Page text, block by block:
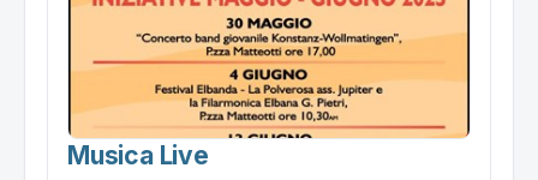
Musica Live